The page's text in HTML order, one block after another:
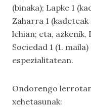
(binaka); Lapke 1
Zaharra 1
lehian; eta, azkenik,
Sociedad 1 (1.
espezialitatean.
Ondorengo
xehetasunak: